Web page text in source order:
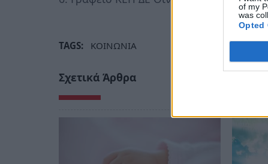
of my
was
Opted
TAGS: ΚΟΙΝΩΝΙΑ
Σχετικά Άρθρα